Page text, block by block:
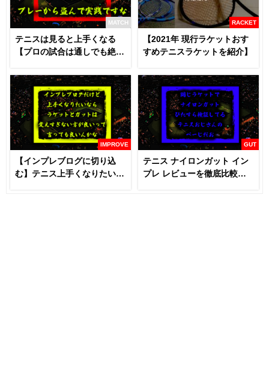
MATCH
テニスは見ると上手くなる
【プロの試合は通しでも絶対
RACKET
【2021年 現行ラケットおす
すめテニスラケットを紹介】
IMPROVE
【インプレブログに切り込
む】テニス上手くなりたいな
GUT
テニス ナイロンガット イン
プレ レビューを徹底比較